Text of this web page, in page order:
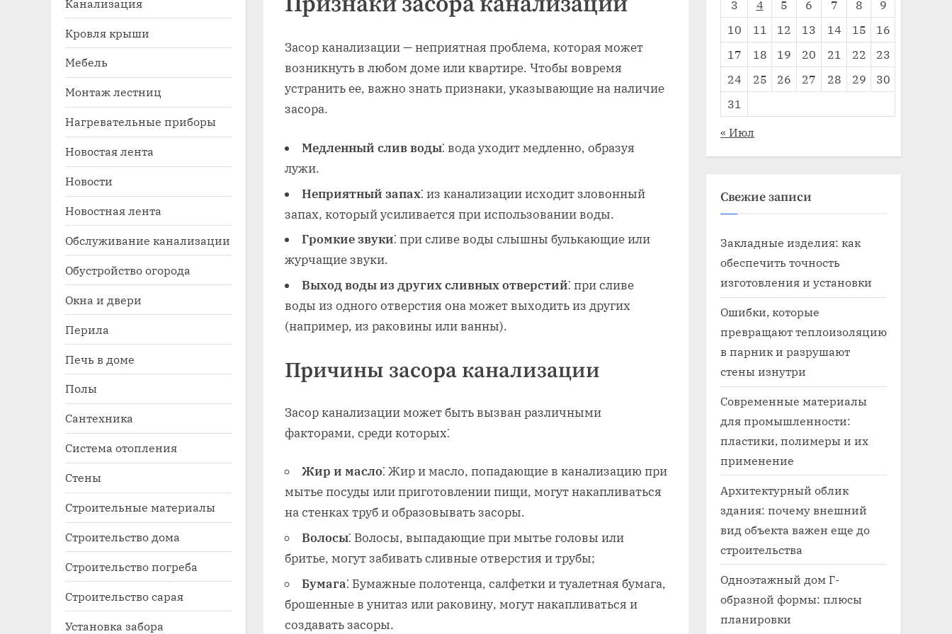
sub-
Засор канализации — неприятная проблема‚ которая может
возникнуть в любом доме или квартире. Чтобы вовремя
устранить ее‚ важно знать признаки‚ указывающие на наличие
засора.
Медленный слив воды⁚ вода уходит медленно‚ образуя
лужи.
Неприятный запах⁚ из канализации исходит зловонный
запах‚ который усиливается при использовании воды.
Громкие звуки⁚ при сливе воды слышны булькающие или
журчащие звуки.
Выход воды из других сливных отверстий⁚ при сливе
воды из одного отверстия она может выходить из других
(например‚ из раковины или ванны).
Причины засора канализации
Засор канализации может быть вызван различными
факторами‚ среди которых⁚
Жир и масло⁚ Жир и масло‚ попадающие в канализацию при
мытье посуды или приготовлении пищи‚ могут накапливаться
на стенках труб и образовывать засоры.
Волосы⁚ Волосы‚ выпадающие при мытье головы или
бритье‚ могут забивать сливные отверстия и трубы;
Бумага⁚ Бумажные полотенца‚ салфетки и туалетная бумага‚
брошенные в унитаз или раковину‚ могут накапливаться и
создавать засоры.
Кровля крыши
Мебель
Монтаж лестниц
Нагревательные приборы
Новостая лента
Новости
Новостная лента
Обслуживание канализации
Обустройство огорода
Окна и двери
Перила
Печь в доме
Полы
Сантехника
Система отопления
Стены
Строительные материалы
Строительство дома
Строительство погреба
Строительство сарая
Установка забора
3
4 5 6 7 8
9
10
11 12 13 14 15
16
17
18 19 20 21 22
23
24
25 26 27 28 29
30
31
« Июл
Свежие записи
Закладные изделия: как
обеспечить точность
изготовления и установки
Ошибки, которые
превращают теплоизоляцию
в парник и разрушают
стены изнутри
Современные материалы
для промышленности:
пластики, полимеры и их
применение
Архитектурный облик
здания: почему внешний
вид объекта важен еще до
строительства
Одноэтажный дом Г-
образной формы: плюсы
планировки